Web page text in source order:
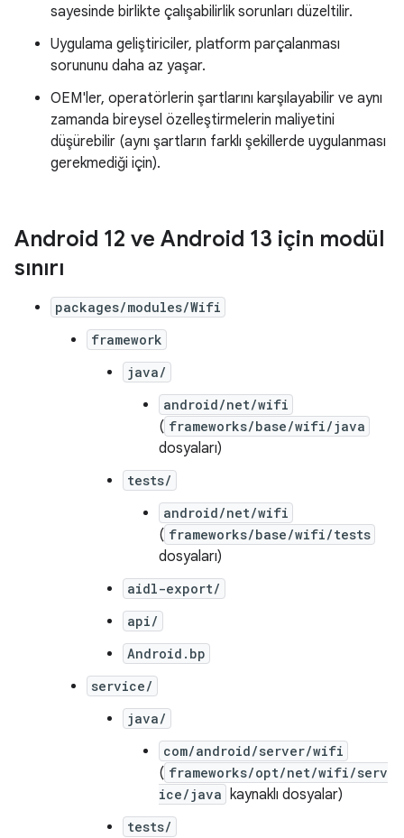
sayesinde birlikte çalışabilirlik sorunları düzeltilir.
Uygulama geliştiriciler, platform parçalanması
sorununu daha az yaşar.
OEM'ler, operatörlerin şartlarını karşılayabilir ve aynı
zamanda bireysel özelleştirmelerin maliyetini
düşürebilir (aynı şartların farklı şekillerde uygulanması
gerekmediği için).
Android 12 ve Android 13 için modül
sınırı
packages/modules/Wifi
framework
java/
android/net/wifi
( frameworks/base/wifi/java
dosyaları)
tests/
android/net/wifi
( frameworks/base/wifi/tests
dosyaları)
aidl-export/
api/
Android.bp
service/
java/
com/android/server/wifi
( frameworks/opt/net/wifi/serv
ice/java
kaynaklı dosyalar)
tests/